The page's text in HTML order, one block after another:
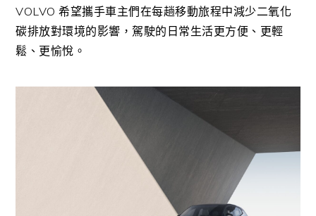
VOLVO希望攜手車主們在每趟移動旅程中減少二氧化
碳排放對環境的影響，駕駛的日常生活更方便、更輕
鬆、更愉悅。